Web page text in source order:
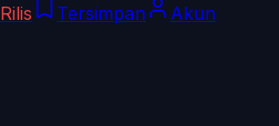
Rilis Tersimpan Akun